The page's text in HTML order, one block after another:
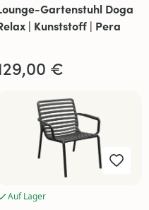
Gartenstuhl Doga
| Kunststoff | Pera
€
Auf Lager